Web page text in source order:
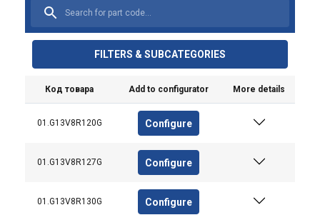
FILTERS & SUBCATEGORIES
Код товара Add to configurator More details
01.G13V8R120G Configure
01.G13V8R127G Configure
01.G13V8R130G Configure